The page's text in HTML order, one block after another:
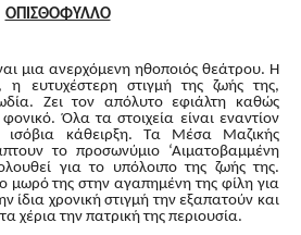
ΟΠΙΣΘΟΦΥΛΛΟ
μια ανερχόμενη ηθοποιός θεάτρου. Η
ευτυχέστερη στιγμή της ζωής της,
Ζει τον απόλυτο εφιάλτη καθώς
Όλα τα στοιχεία είναι εναντίον
ισόβια κάθειρξη. Τα Μέσα Μαζικής
το προσωνύμιο ‘Αιματοβαμμένη
για το υπόλοιπο της ζωής της.
μωρό της στην αγαπημένη της φίλη για
ίδια χρονική στιγμή την εξαπατούν και
χέρια την πατρική της περιουσία.